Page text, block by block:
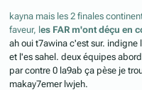
kayna mais les 2 finales
faveur, les FAR m'ont déçu en
ah oui t7awina c'est sur. indigne
et l'es sahel. deux équipes
par contre 0 la9ab ça pèse je
makay7emer lwjeh.